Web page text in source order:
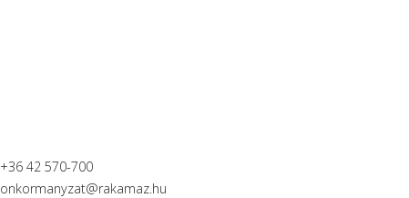
+36 42 570-700
onkormanyzat@rakamaz.hu